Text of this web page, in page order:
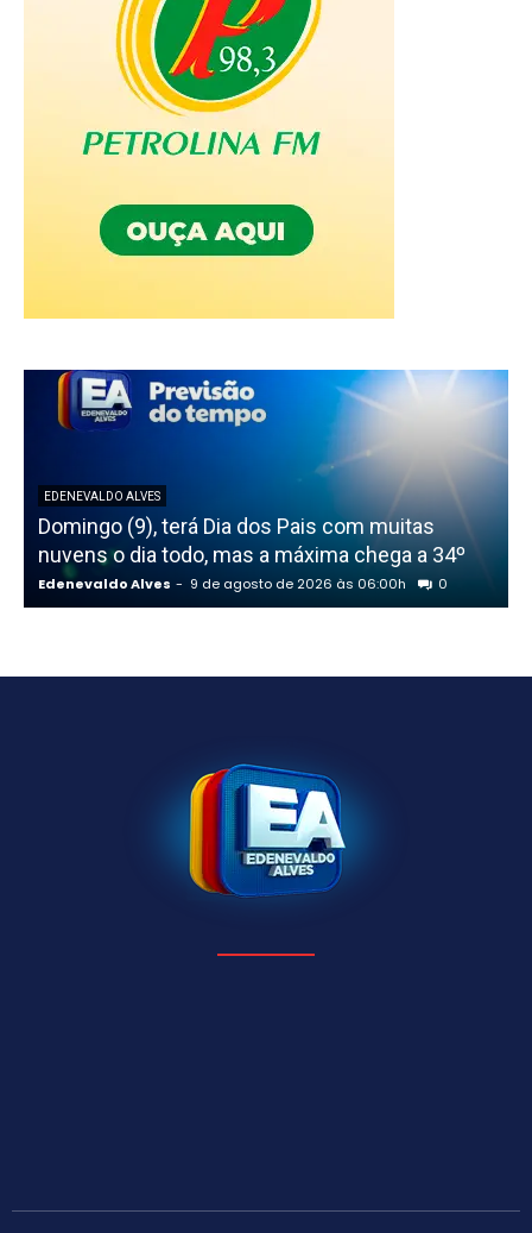
EDENEVALDO ALVES
Domingo (9), terá Dia dos Pais com muitas
nuvens o dia todo, mas a máxima chega a 34º
Edenevaldo Alves - 9 de agosto de 2026 às 06:00h 0